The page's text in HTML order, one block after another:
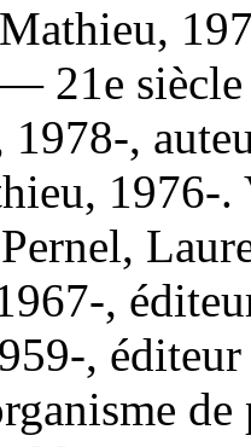
21e
,
1976-.
,
,